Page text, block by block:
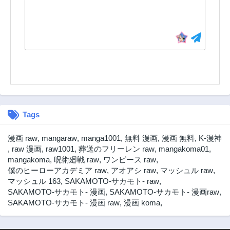
10ヶ月前 10ヶ月前
第227話
第225話
1年前
第224話
1年前
第223話
1年前
第222話
1年前
第220話
1年前
Tags
漫画 raw, mangaraw, manga1001, 無料 漫画, 漫画 無料, K-漫神
, raw 漫画, raw1001, 葬送のフリーレン raw, mangakoma01,
mangakoma, 呪術廻戦 raw, ワンピース raw,
僕のヒーローアカデミア raw, アオアシ raw, マッシュル raw,
マッシュル 163, SAKAMOTO-サカモト- raw,
SAKAMOTO-サカモト- 漫画, SAKAMOTO-サカモト- 漫画raw,
SAKAMOTO-サカモト- 漫画 raw, 漫画 koma,